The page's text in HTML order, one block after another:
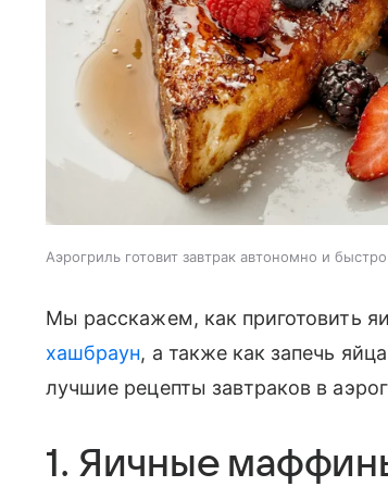
Аэрогриль готовит завтрак автономно и
Мы расскажем, как приготовить
хашбраун, а также как запечь
лучшие рецепты завтраков в
1. Яичные